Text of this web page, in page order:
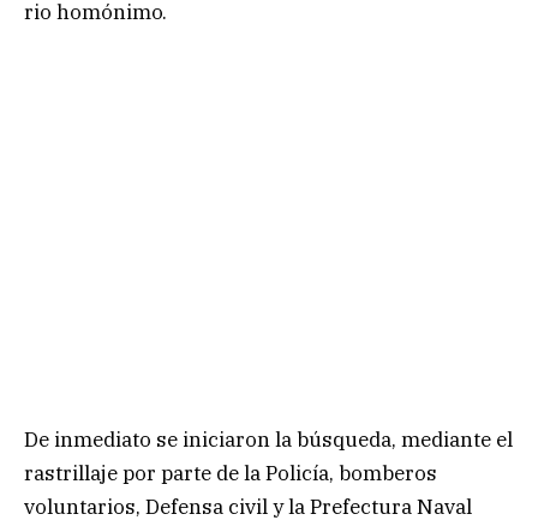
rio homónimo.
De inmediato se iniciaron la búsqueda, mediante el
rastrillaje por parte de la Policía, bomberos
voluntarios, Defensa civil y la Prefectura Naval